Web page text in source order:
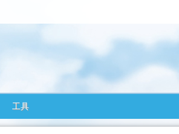
工具